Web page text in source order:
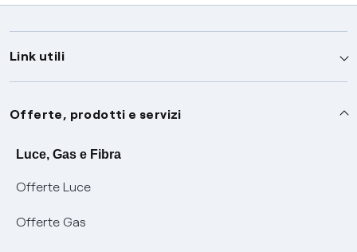
Link utili
Assistenza
Avvisi
SOS luce e gas
Conciliazioni e risoluzione delle controversie
Servizi
Offerte, prodotti e servizi
Luce, Gas e Fibra
Offerte Luce
Offerte Gas